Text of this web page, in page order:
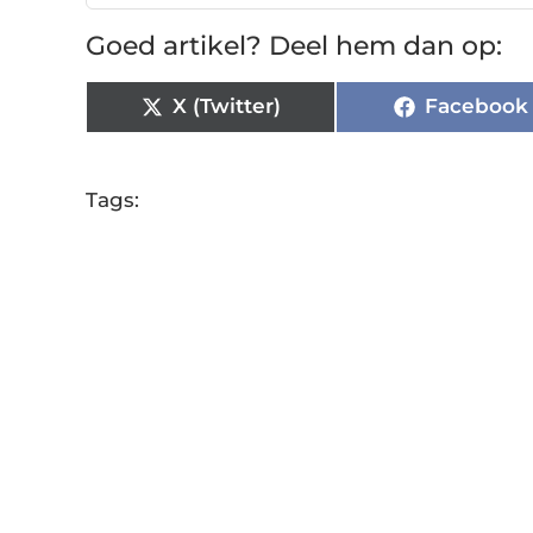
Goed artikel? Deel hem dan op:
X (Twitter) Facebook
Tags: